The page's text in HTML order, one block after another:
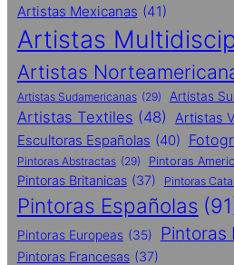
Artistas Mexicanas (41)
Artistas
Artistas
Artistas Sudamericanas (29) Artistas
Artistas Textiles (48) Artistas
Escultoras Españolas (40)
Pintoras Abstractas (29) Pintoras
Pintoras Britanicas (37) Pintoras
Pintoras Españolas
Pintoras Europeas (35) Pintoras
Pintoras Francesas (37)